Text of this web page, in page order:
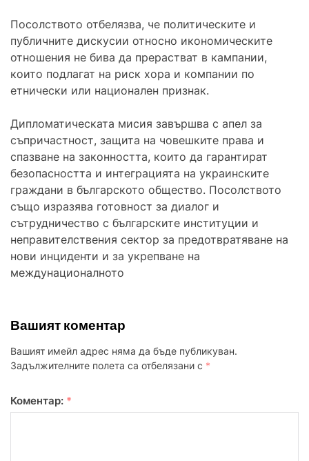
Посолството отбелязва, че политическите и
публичните дискусии относно икономическите
отношения не бива да прерастват в кампании,
които подлагат на риск хора и компании по
етнически или национален признак.
Дипломатическата мисия завършва с апел за
съпричастност, защита на човешките права и
спазване на законността, които да гарантират
безопасността и интеграцията на украинските
граждани в българското общество. Посолството
също изразява готовност за диалог и
сътрудничество с българските институции и
неправителствения сектор за предотвратяване на
нови инциденти и за укрепване на
междунационалното
Вашият коментар
Вашият имейл адрес няма да бъде публикуван.
Задължителните полета са отбелязани с *
Коментар: *